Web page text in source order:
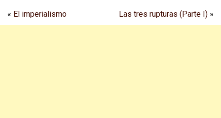
« El imperialismo Las tres rupturas (Parte I) »